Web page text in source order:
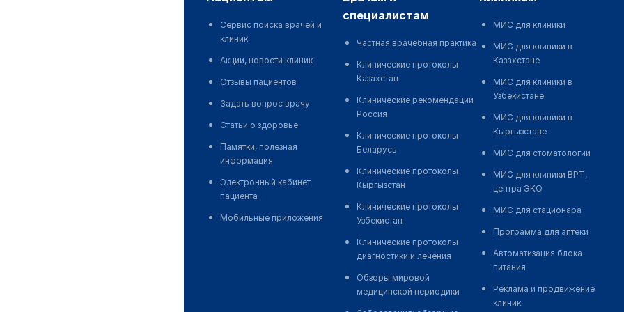
Сервис поиска врачей и
клиник
Акции, новости клиник
Отзывы пациентов
Задать вопрос врачу
Статьи о здоровье
Памятки, полезная
информация
Электронный кабинет
пациента
Мобильные приложения
специалистам
Частная врачебная практика
Клинические протоколы
Казахстан
Клинические рекомендации
Россия
Клинические протоколы
Беларусь
Клинические протоколы
Кыргызстан
Клинические протоколы
Узбекистан
Клинические протоколы
диагностики и лечения
Обзоры мировой
медицинской периодики
МИС для клиники
МИС для клиники в
Казахстане
МИС для клиники в
Узбекистане
МИС для клиники в
Кыргызстане
МИС для стоматологии
МИС для клиники ВРТ,
центра ЭКО
МИС для стационара
Программа для аптеки
Автоматизация блока
питания
Реклама и продвижение
клиник